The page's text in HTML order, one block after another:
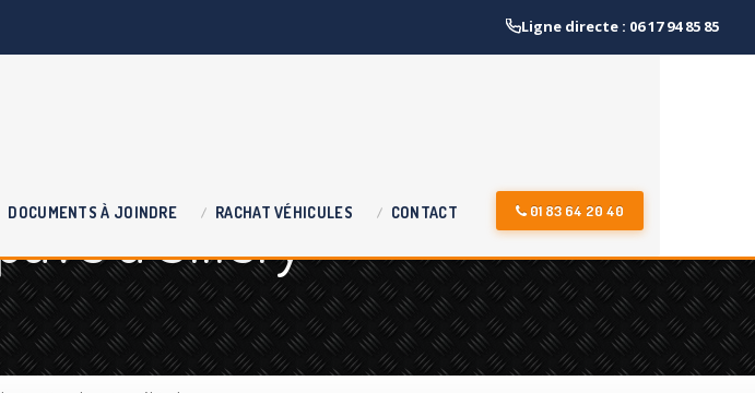
Ligne directe : 06 17 94 85 85
DOCUMENTS À JOINDRE RACHAT VÉHICULES CONTACT 01 83 64 20 40
à Sillery